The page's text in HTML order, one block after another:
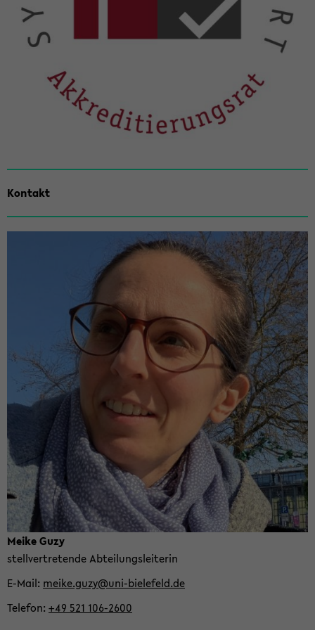
Kon­takt
Meike Guzy
stell­ver­tre­ten­de Ab­tei­lungs­lei­te­rin
E-​Mail meike.guzy@uni-​bielefeld.de
Te­le­fon +49 521 106-​2600